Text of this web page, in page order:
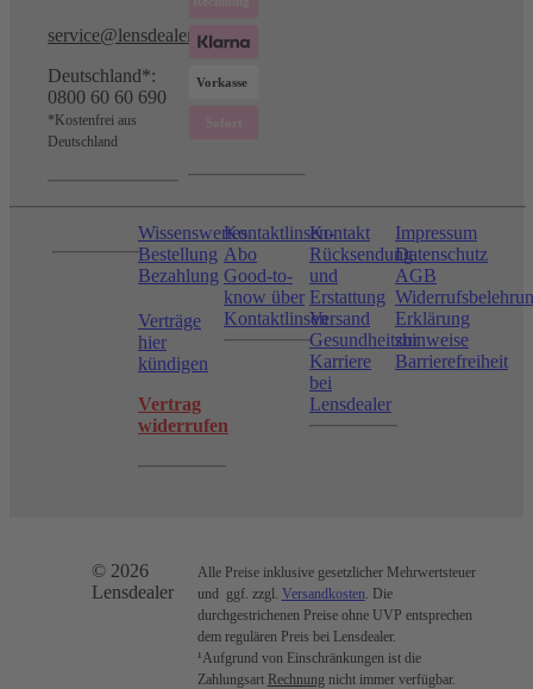
service@lensdealer.com
Deutschland*:
0800 60 60 690
*Kostenfrei aus
Deutschland
Wissenswertes
Bestellung
Bezahlung
Verträge
hier
kündigen
Vertrag
widerrufen
Kontaktlinsen-
Abo
Good-to-
know über
Kontaktlinsen
Kontakt
Rücksendung
und
Erstattung
Versand
Gesundheitshinweise
Karriere
bei
Lensdealer
Impressum
Datenschutz
AGB
Erklärung
zur
Barrierefreiheit
© 2026
Lensdealer
Alle Preise inklusive gesetzlicher Mehrwertsteuer
und ggf. zzgl. Versandkosten . Die
durchgestrichenen Preise ohne UVP entsprechen
dem regulären Preis bei Lensdealer.
¹Aufgrund von Einschränkungen ist die
Zahlungsart Rechnung nicht immer verfügbar.